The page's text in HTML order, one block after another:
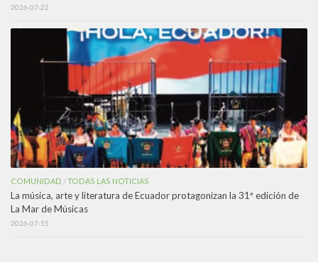
2026-07-22
COMUNIDAD /TODAS LAS NOTICIAS
La música, arte y literatura de Ecuador protagonizan la 31ª edición de
La Mar de Músicas
2026-07-15